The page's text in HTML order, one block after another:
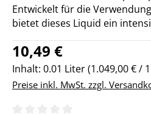
Entwickelt für die
bietet dieses Liquid ein
Regulärer Preis:
10,49 €
Inhalt: 0.01 Liter(1.049,00 € /
Preise inkl. MwSt. zzgl.